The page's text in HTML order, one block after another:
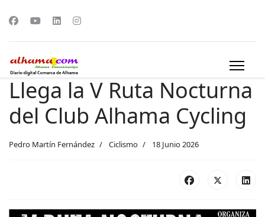
Llega la V Ruta Nocturna
del Club Alhama Cycling
Pedro Martín Fernández Ciclismo 18 Junio 2026